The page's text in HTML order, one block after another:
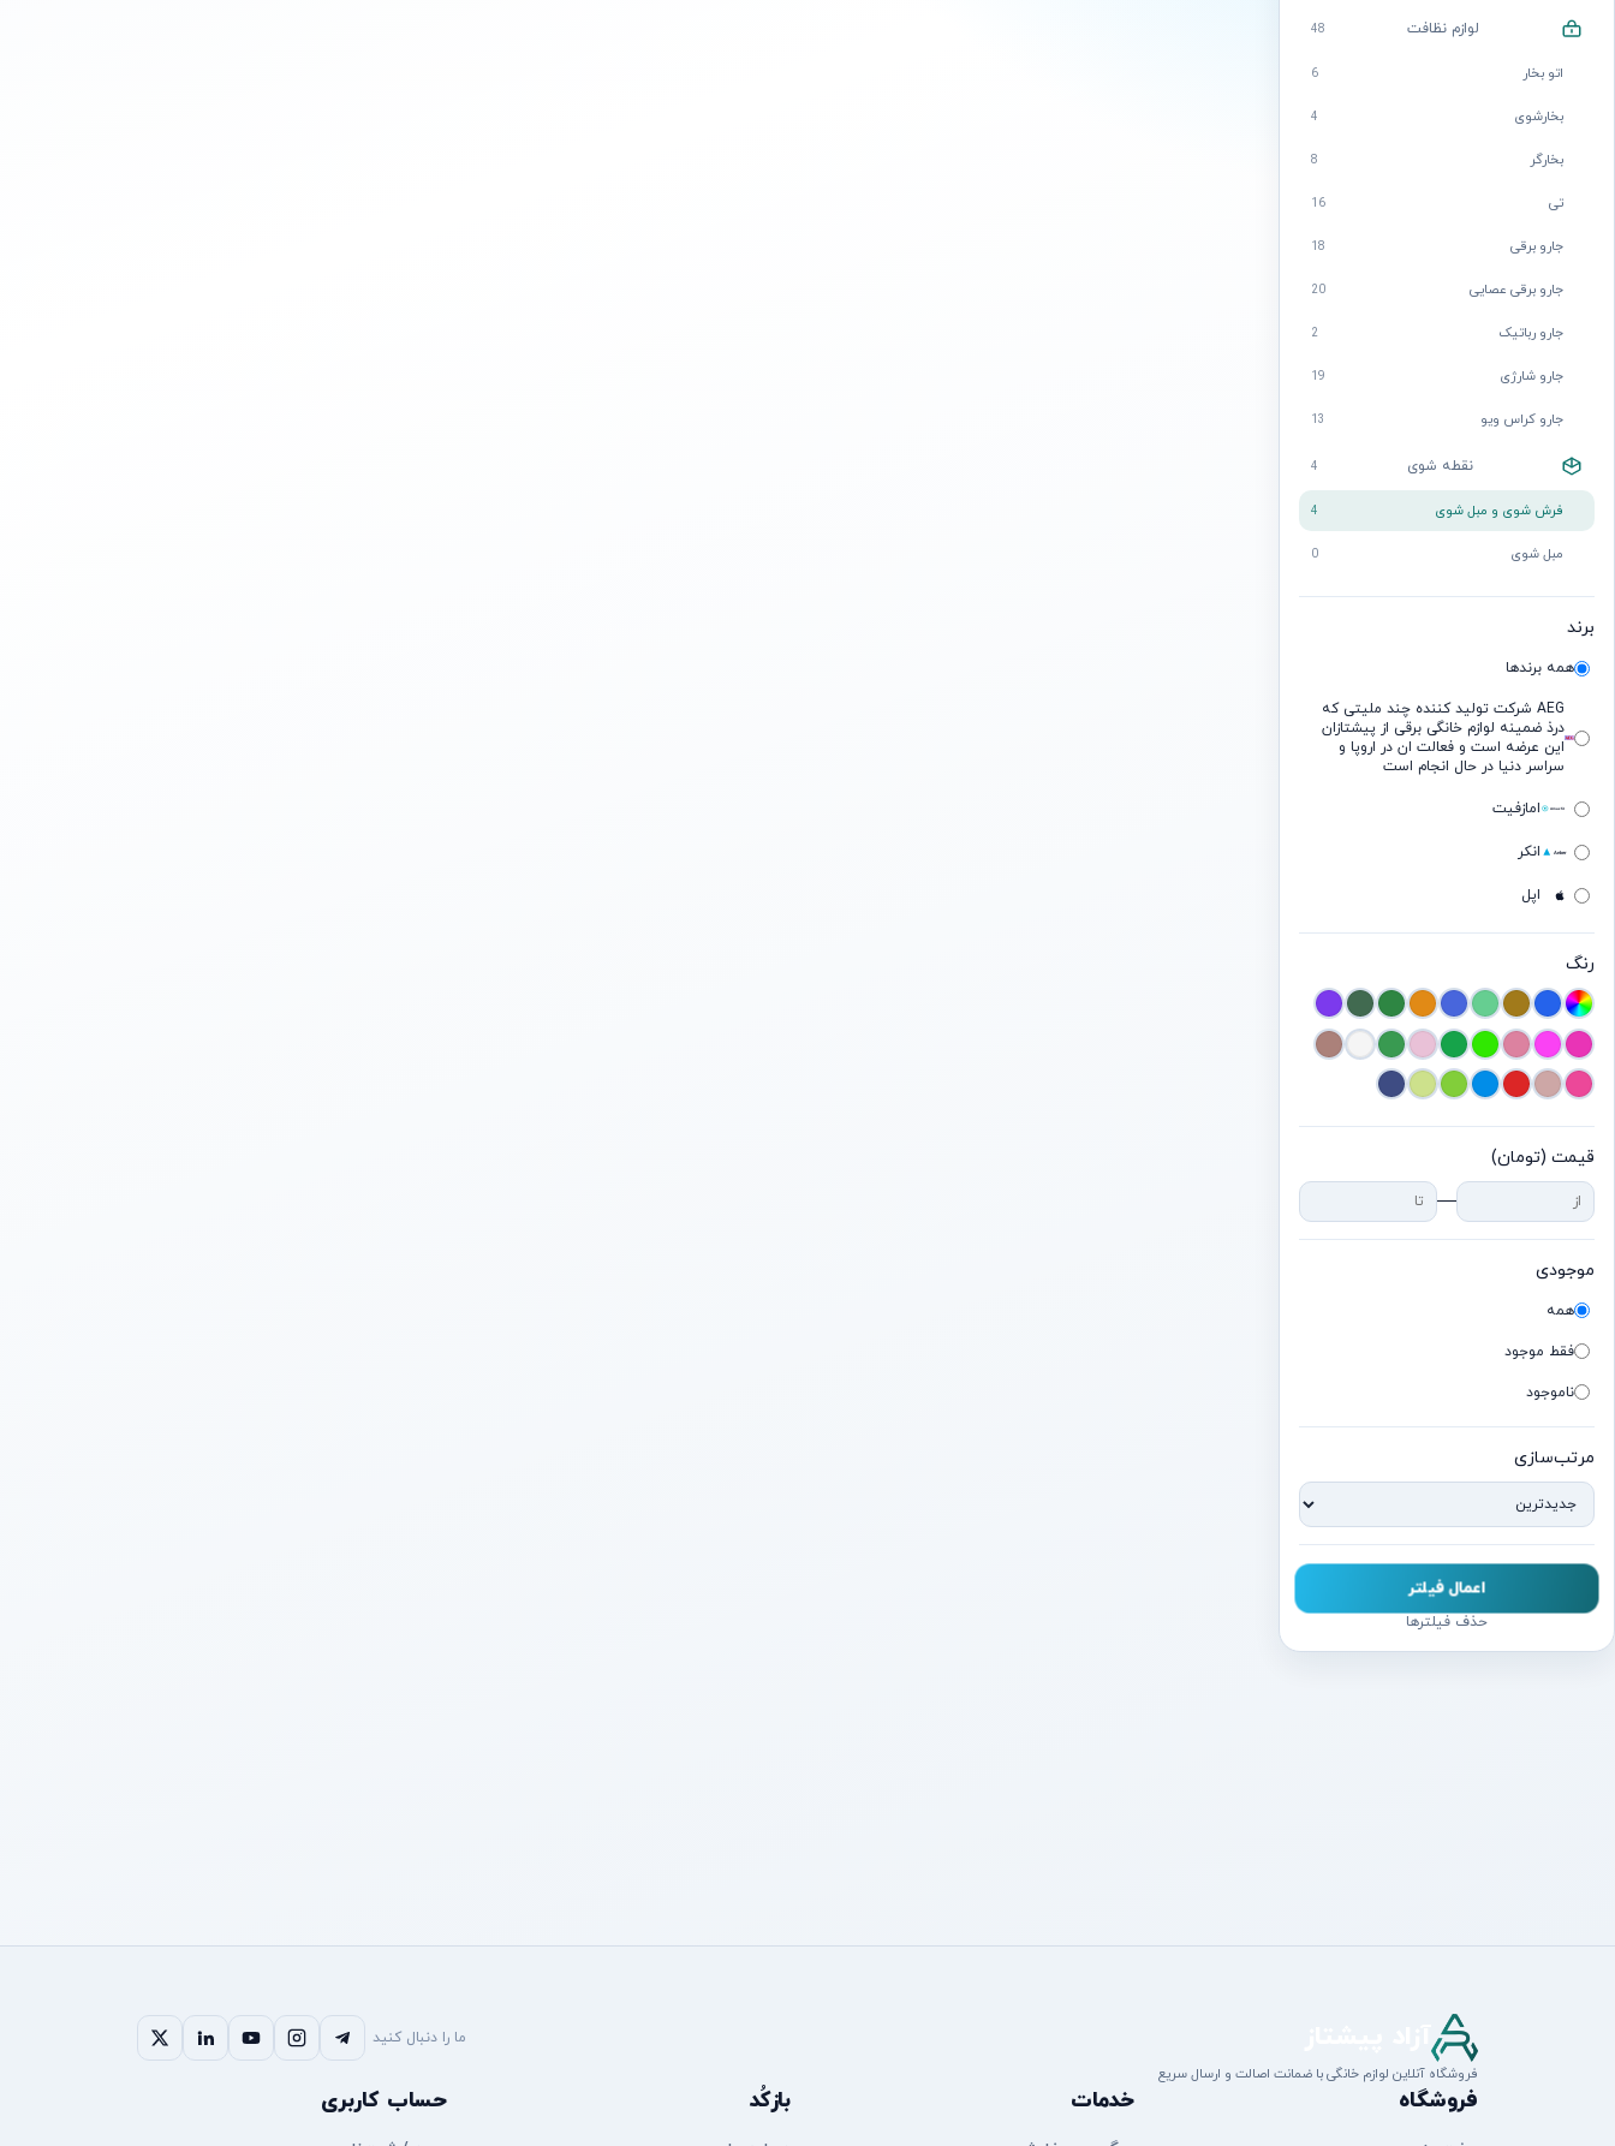
لوازم نظافت 48
اتو بخار 6
بخارشوی 4
بخارگر 8
تی 16
جارو برقی 18
جارو برقی عصایی 20
جارو رباتیک 2
جارو شارژی 19
جارو کراس ویو 13
نقطه شوی 4
فرش شوی و مبل شوی 4
مبل شوی 0
برند
همه برندها
AEG شرکت تولید کننده چند ملیتی که
درذ ضمینه لوازم خانگی برقی از پیشتازان
این عرضه است و فعالت ان در اروپا و
سراسر دنیا در حال انجام است
امازفیت
انکر
اپل
ایسوس
بیتس
بوز
گرین لاین
هوکو
آنر
لاجیتک
مایکروسافت
نیلکین
رنگ
قیمت (تومان)
—
موجودی
همه
فقط موجود
ناموجود
مرتب‌سازی
اعمال فیلتر
حذف فیلترها
ما را دنبال کنید
فروشگاه آنلاین لوازم خانگی با ضمانت اصالت و ارسال سریع
فروشگاه خدمات بازکُد حساب کاربری